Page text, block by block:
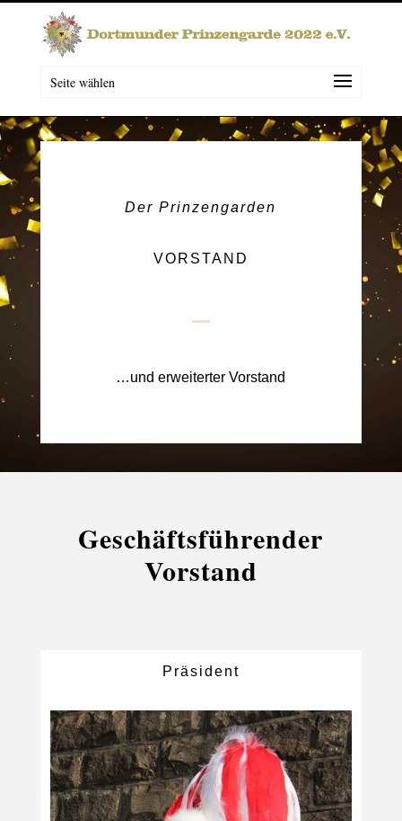
Seite wählen
Der Prinzengarden
VORSTAND
…und erweiterter Vorstand
Geschäftsführender
Vorstand
Präsident